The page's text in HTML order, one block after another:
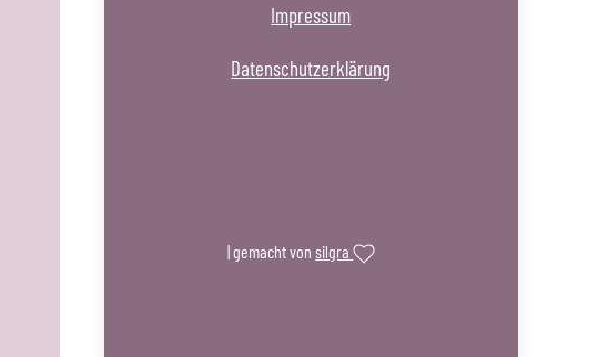
Impressum
Datenschutzerklärung
| gemacht vonsilgra